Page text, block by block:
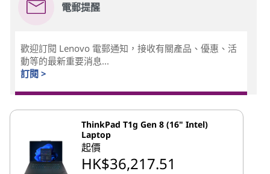
電郵提醒
歡迎訂閱 Lenovo 電郵通知，接收有關產品、優惠、活
動等的最新重要消息...
訂閱 >
ThinkPad T1g Gen 8 (16" Intel)
Laptop
起價
HK$36,217.51